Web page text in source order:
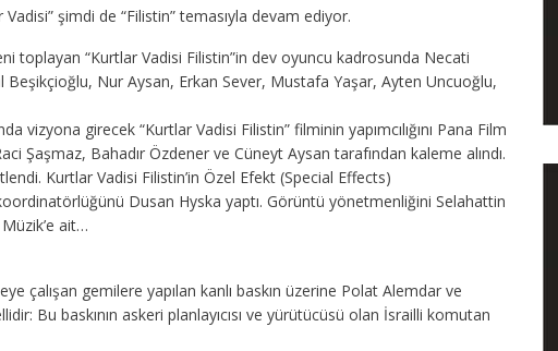
şimdi de “Filistin” temasıyla devam ediyor.
toplayan “Kurtlar Vadisi Filistin”in dev oyuncu kadrosunda Necati
Beşikçioğlu, Nur Aysan, Erkan Sever, Mustafa Yaşar, Ayten Uncuoğlu,
vizyona girecek “Kurtlar Vadisi Filistin” filminin yapımcılığını Pana Film
Şaşmaz, Bahadır Özdener ve Cüneyt Aysan tarafından kaleme alındı.
Kurtlar Vadisi Filistin’in Özel Efekt (Special Effects)
Dusan Hyska yaptı. Görüntü yönetmenliğini Selahattin
Müzik’e ait…
çalışan gemilere yapılan kanlı baskın üzerine Polat Alemdar ve
Bu baskının askeri planlayıcısı ve yürütücüsü olan İsrailli komutan